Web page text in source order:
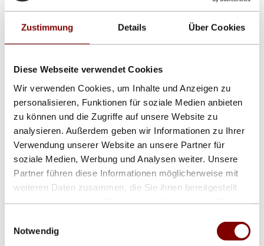
Zustimmung Details Über Cookies
Diese Webseite verwendet Cookies
Wir verwenden Cookies, um Inhalte und Anzeigen zu
personalisieren, Funktionen für soziale Medien anbieten
zu können und die Zugriffe auf unsere Website zu
analysieren. Außerdem geben wir Informationen zu Ihrer
Verwendung unserer Website an unsere Partner für
soziale Medien, Werbung und Analysen weiter. Unsere
Partner führen diese Informationen möglicherweise mit
weiteren Daten zusammen, die Sie ihnen bereitgestellt
Notwendig
WeiterBitte füllen Sie die Pflichtfelder (*) aus
Ausstattung
Einfarbig
Mehrfarbig
Sensor für Anzeige Umgebungstemperatur
Sensor für automatische Hellgkeitsregelung
GPS-Sensor (nur bei Außenanwendung)
Andere
Bemerkungen
Zurück
Weiter
Bedienung über
PC / Notebook